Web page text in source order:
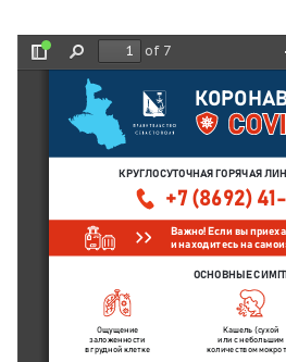
Toggle
Sidebar
Find
of 7
КРУГЛОСУТОЧНАЯ ГОРЯЧАЯ
+7 (8692)
Важно! Если вы
и находитесь на
ОСНОВНЫЕ
Ощущение
заложенности
в грудной клетке
Кашель (сухой
или с небольшим
количеством